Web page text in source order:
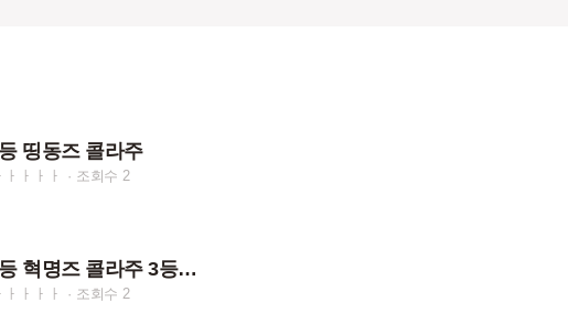
띵동즈 콜라주
ㅏㅏㅏ 조회수 2
토픽2등 혁명즈 콜라주 3등까지만 올릴게요
ㅏㅏㅏ 조회수 2